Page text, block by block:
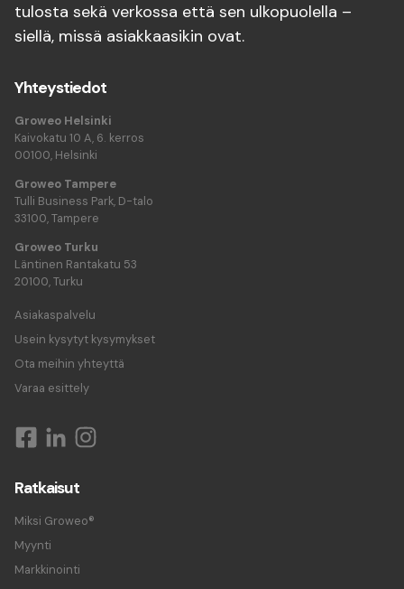
tulosta sekä verkossa että sen ulkopuolella –
siellä, missä asiakkaasikin ovat.
Yhteystiedot
Groweo Helsinki
Kaivokatu 10 A, 6. kerros
00100, Helsinki
Groweo Tampere
Tulli Business Park, D-talo
33100, Tampere
Groweo Turku
Läntinen Rantakatu 53
20100, Turku
Asiakaspalvelu
Usein kysytyt kysymykset
Ota meihin yhteyttä
Varaa esittely
Ratkaisut
Miksi Groweo®
Myynti
Markkinointi